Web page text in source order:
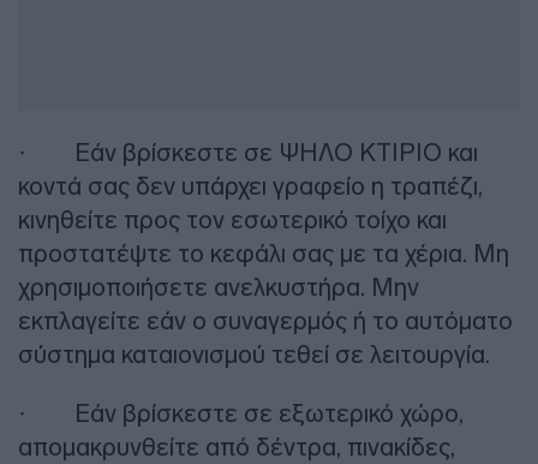
· Εάν βρίσκεστε σε ΨΗΛΟ ΚΤΙΡΙΟ και
κοντά σας δεν υπάρχει γραφείο η τραπέζι,
κινηθείτε προς τον εσωτερικό τοίχο και
προστατέψτε το κεφάλι σας με τα χέρια. Μη
χρησιμοποιήσετε ανελκυστήρα. Μην
εκπλαγείτε εάν ο συναγερμός ή το αυτόματο
σύστημα καταιονισμού τεθεί σε λειτουργία.
· Εάν βρίσκεστε σε εξωτερικό χώρο,
απομακρυνθείτε από δέντρα, πινακίδες,